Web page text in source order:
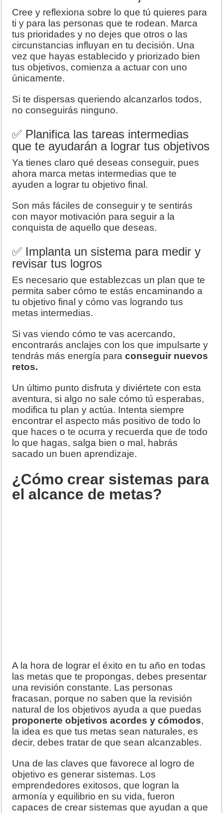
Cree y reflexiona sobre lo que tú quieres para
ti y para las personas que te rodean. Marca
tus prioridades y no dejes que otros o las
circunstancias influyan en tu decisión. Una
vez que hayas establecido y priorizado bien
tus objetivos, comienza a actuar con uno
únicamente.
Si te dispersas queriendo alcanzarlos todos,
no conseguirás ninguno.
✅ Planifica las tareas intermedias
que te ayudarán a lograr tus objetivos
Ya tienes claro qué deseas conseguir, pues
ahora marca metas intermedias que te
ayuden a lograr tu objetivo final.
Son más fáciles de conseguir y te sentirás
con mayor motivación para seguir a la
conquista de aquello que deseas.
✅ Implanta un sistema para medir y
revisar tus logros
Es necesario que establezcas un plan que te
permita saber cómo te estás encaminando a
tu objetivo final y cómo vas logrando tus
metas intermedias.
Si vas viendo cómo te vas acercando,
encontrarás anclajes con los que impulsarte y
tendrás más energía paraconseguir nuevos
retos.
Un último punto disfruta y diviértete con esta
aventura, si algo no sale cómo tú esperabas,
modifica tu plan y actúa. Intenta siempre
encontrar el aspecto más positivo de todo lo
que haces o te ocurra y recuerda que de todo
lo que hagas, salga bien o mal, habrás
sacado un buen aprendizaje.
¿Cómo crear sistemas para
el alcance de metas?
A la hora de lograr el éxito en tu año en todas
las metas que te propongas, debes presentar
una revisión constante. Las personas
fracasan, porque no saben que la revisión
natural de los objetivos ayuda a que puedas
proponerte objetivos acordes y cómodos,
la idea es que tus metas sean naturales, es
decir, debes tratar de que sean alcanzables.
Una de las claves que favorece al logro de
objetivo es generar sistemas. Los
emprendedores exitosos, que logran la
armonía y equilibrio en su vida, fueron
capaces de crear sistemas que ayudan a que